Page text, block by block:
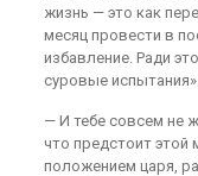
жизнь — это как
месяц провести в
избавление. Ради
суровые
— И тебе совсем не
что предстоит этой
положением царя,